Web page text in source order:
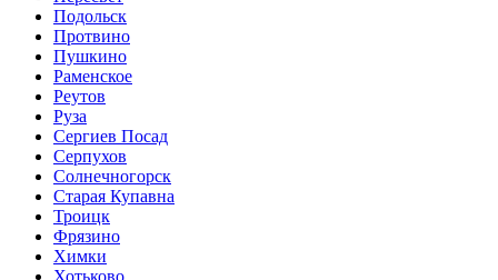
Подольск
Протвино
Пушкино
Раменское
Реутов
Руза
Сергиев Посад
Серпухов
Солнечногорск
Старая Купавна
Троицк
Фрязино
Химки
Хотьково